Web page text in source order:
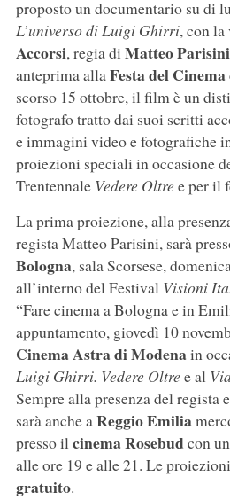
proposto un documentario su di
L’universo di Luigi Ghirri, con la
Accorsi, regia di Matteo Parisini
anteprima allaFesta del
scorso 15 ottobre, il film è un
fotografo tratto dai suoi scritti
e immagini video e fotografiche
proiezioni speciali in occasione
Trentennale Vedere Oltree per il
La prima proiezione, alla
regista Matteo Parisini, sarà
Bologna, sala Scorsese,
all’interno del Festival Visioni
“Fare cinema a Bologna e in
appuntamento, giovedì 10
Cinema Astra di Modenain
Luigi Ghirri. Vedere Oltree al
Sempre alla presenza del
sarà anche aReggio Emilia
presso ilcinema Rosebudcon
alle ore 19 e alle 21. Le
gratuito.